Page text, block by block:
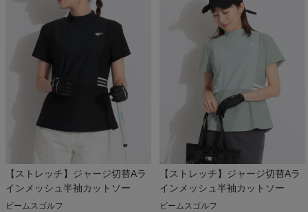
【ストレッチ】ジャージ切替Aラ
インメッシュ半袖カットソー
ビームスゴルフ
【ストレッチ】ジャージ切替Aラ
インメッシュ半袖カットソー
ビームスゴルフ